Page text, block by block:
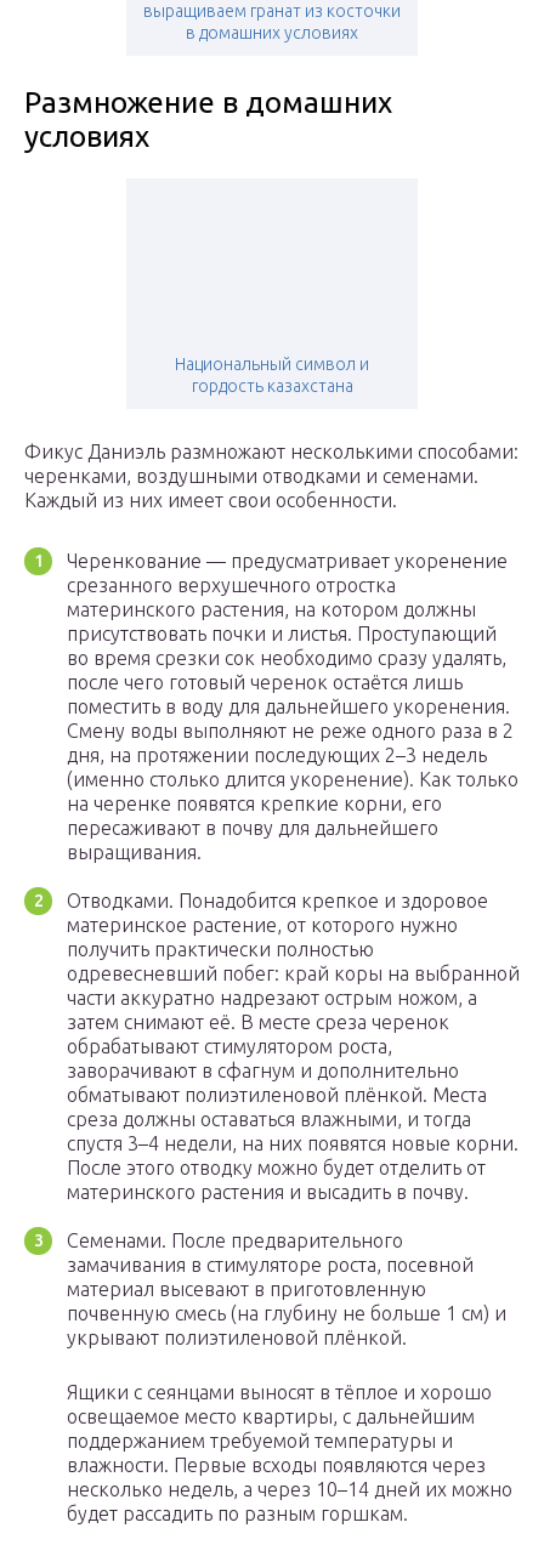
выращиваем гранат из косточки
в домашних условиях
Размножение в домашних
условиях
Национальный символ и
гордость казахстана
Фикус Даниэль размножают несколькими способами:
черенками, воздушными отводками и семенами.
Каждый из них имеет свои особенности.
Черенкование — предусматривает укоренение
срезанного верхушечного отростка
материнского растения, на котором должны
присутствовать почки и листья. Проступающий
во время срезки сок необходимо сразу удалять,
после чего готовый черенок остаётся лишь
поместить в воду для дальнейшего укоренения.
Смену воды выполняют не реже одного раза в 2
дня, на протяжении последующих 2–3 недель
(именно столько длится укоренение). Как только
на черенке появятся крепкие корни, его
пересаживают в почву для дальнейшего
выращивания.
Отводками. Понадобится крепкое и здоровое
материнское растение, от которого нужно
получить практически полностью
одревесневший побег: край коры на выбранной
части аккуратно надрезают острым ножом, а
затем снимают её. В месте среза черенок
обрабатывают стимулятором роста,
заворачивают в сфагнум и дополнительно
обматывают полиэтиленовой плёнкой. Места
среза должны оставаться влажными, и тогда
спустя 3–4 недели, на них появятся новые корни.
После этого отводку можно будет отделить от
материнского растения и высадить в почву.
Семенами. После предварительного
замачивания в стимуляторе роста, посевной
материал высевают в приготовленную
почвенную смесь (на глубину не больше 1 см) и
укрывают полиэтиленовой плёнкой.
Ящики с сеянцами выносят в тёплое и хорошо
освещаемое место квартиры, с дальнейшим
поддержанием требуемой температуры и
влажности. Первые всходы появляются через
несколько недель, а через 10–14 дней их можно
будет рассадить по разным горшкам.